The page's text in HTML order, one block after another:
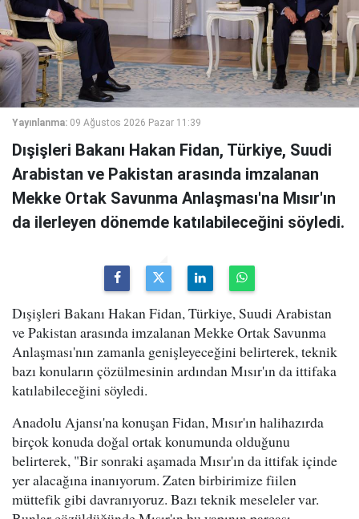
Yayınlanma: 09 Ağustos 2026 Pazar 11:39
Dışişleri Bakanı Hakan Fidan, Türkiye, Suudi
Arabistan ve Pakistan arasında imzalanan
Mekke Ortak Savunma Anlaşması'na Mısır'ın
da ilerleyen dönemde katılabileceğini söyledi.
Dışişleri Bakanı Hakan Fidan, Türkiye, Suudi Arabistan
ve Pakistan arasında imzalanan Mekke Ortak Savunma
Anlaşması'nın zamanla genişleyeceğini belirterek, teknik
bazı konuların çözülmesinin ardından Mısır'ın da ittifaka
katılabileceğini söyledi.
Anadolu Ajansı'na konuşan Fidan, Mısır'ın halihazırda
birçok konuda doğal ortak konumunda olduğunu
belirterek, "Bir sonraki aşamada Mısır'ın da ittifak içinde
yer alacağına inanıyorum. Zaten birbirimize fiilen
müttefik gibi davranıyoruz. Bazı teknik meseleler var.